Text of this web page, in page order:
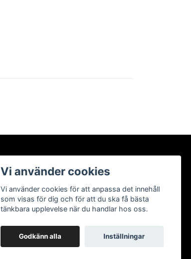
Vi använder cookies
Vi använder cookies för att anpassa det innehåll
som visas för dig och för att du ska få bästa
tänkbara upplevelse när du handlar hos oss.
Godkänn alla Inställningar